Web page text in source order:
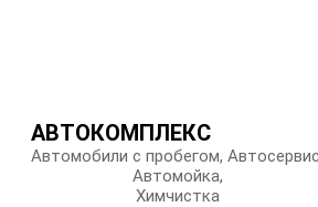
АВТОКОМПЛЕКС
Автомобили с пробегом,
Автомойка,
Химчистка